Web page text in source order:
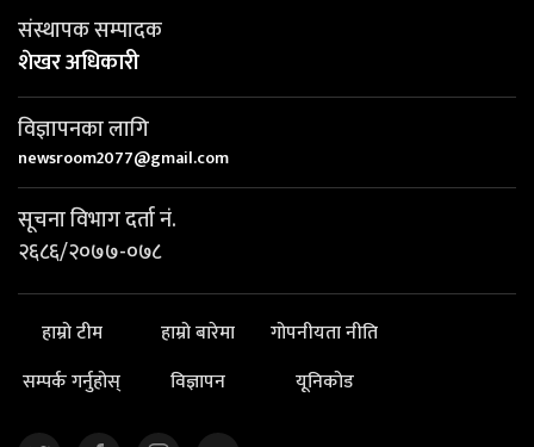
संस्थापक सम्पादक
शेखर अधिकारी
विज्ञापनका लागि
newsroom2077@gmail.com
सूचना विभाग दर्ता नं.
२६८६/२०७७-०७८
हाम्रो टीम हाम्रो बारेमा
गोपनीयता नीति
सम्पर्क गर्नुहोस्
विज्ञापन यूनिकोड